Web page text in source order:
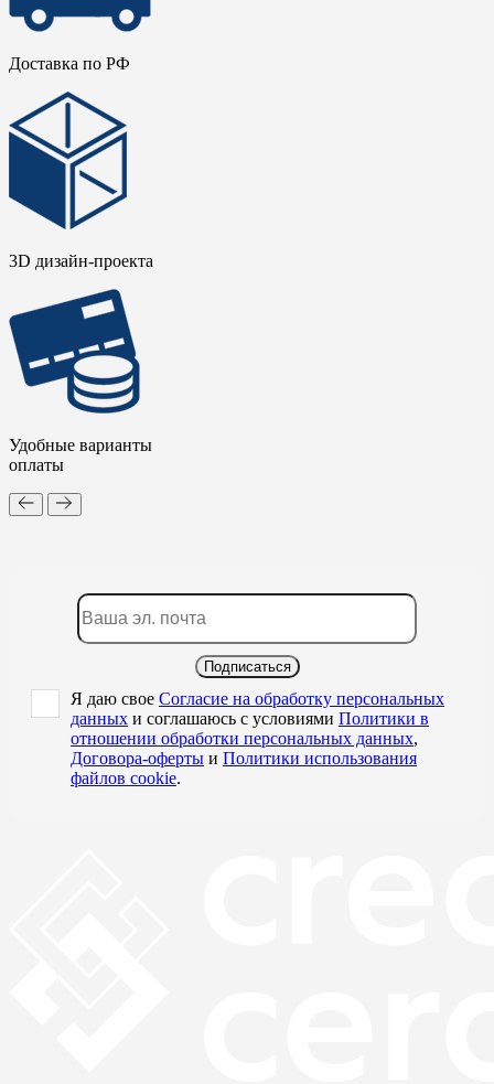
Доставка по РФ
3D дизайн-проекта
Удобные варианты
оплаты
Подписаться
Я даю свое Согласие на обработку персональных
данных и соглашаюсь с условиями Политики в
отношении обработки персональных данных,
Договора-оферты и Политики использования
файлов cookie.